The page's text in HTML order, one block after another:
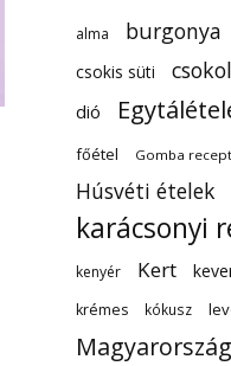
alma burgonya
csokis süti
dió
főétel Gomba recept
Húsvéti ételek
karácsonyi
kenyér
Kert
krémes
kókusz
Magyarország